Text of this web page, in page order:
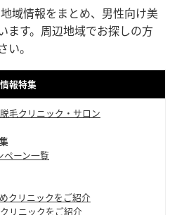
域情報をまとめ、男性向け美
ます。周辺地域でお探しの方
。
報特集
毛クリニック・サロン
ペーン一覧
クリニックをご紹介
リニックをご紹介